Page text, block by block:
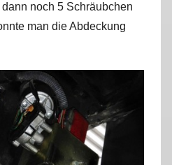
noch 5 Schräubchen
man die Abdeckung